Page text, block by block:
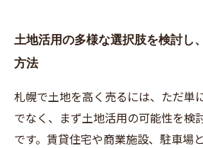
土地活用の多様な選択肢を検討し
方法
札幌で土地を高く売るには、ただ単
でなく、まず土地活用の可能性を検
です。賃貸住宅や商業施設、駐車場